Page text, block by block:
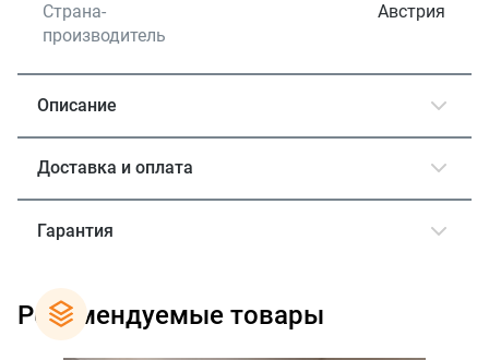
Страна-
производитель
Австрия
Описание
Доставка и оплата
Гарантия
Рекомендуемые товары